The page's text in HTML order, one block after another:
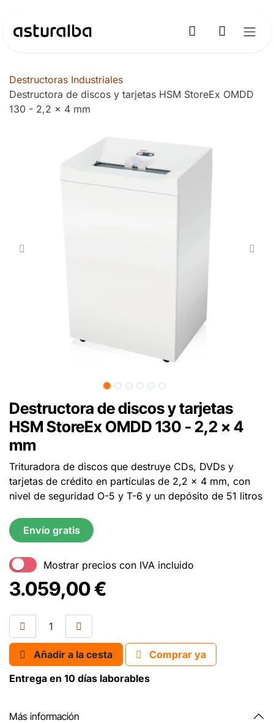
Destructoras Industriales
Destructora de discos y tarjetas HSM StoreEx OMDD
130 - 2,2 x 4 mm
Destructora de discos y tarjetas
HSM StoreEx OMDD 130 - 2,2 x 4
mm
Trituradora de discos que destruye CDs, DVDs y
tarjetas de crédito en partículas de 2,2 x 4 mm, con
nivel de seguridad O-5 y T-6 y un depósito de 51 litros
Envío gratis
Mostrar precios con IVA incluido
3.059,00€
Añadir a la cesta
Comprar ya
Entrega en 10 días laborables
Más información